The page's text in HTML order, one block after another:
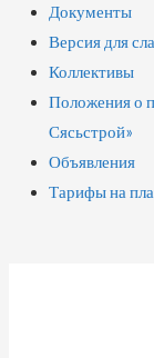
Документы
Версия для
Коллективы
Положения о
Сясьстрой»
Объявления
Тарифы на